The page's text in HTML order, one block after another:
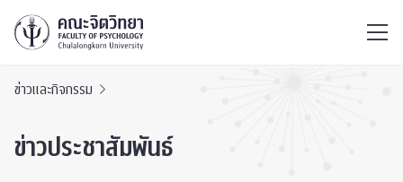
ข่าวและกิจกรรม
ข่าวประชาสัมพันธ์